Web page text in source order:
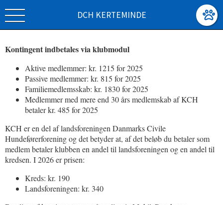
DCH KERTEMINDE
Kontingent indbetales via klubmodul
Aktive medlemmer: kr. 1215 for 2025
Passive medlemmer: kr. 815 for 2025
Familiemedlemsskab: kr. 1830 for 2025
Medlemmer med mere end 30 års medlemskab af KCH
betaler kr. 485 for 2025
KCH er en del af landsforeningen Danmarks Civile
Hundeførerforening og det betyder at, af det beløb du betaler som
medlem betaler klubben en andel til landsforeningen og en andel til
kredsen. I 2026 er prisen:
Kreds: kr. 190
Landsforeningen: kr. 340